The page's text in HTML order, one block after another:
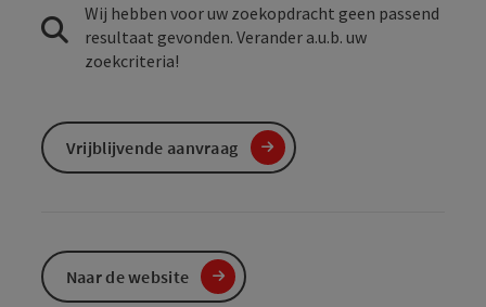
Wij hebben voor uw zoekopdracht geen passend
resultaat gevonden. Verander a.u.b. uw
zoekcriteria!
Vrijblijvende aanvraag
Naar de website